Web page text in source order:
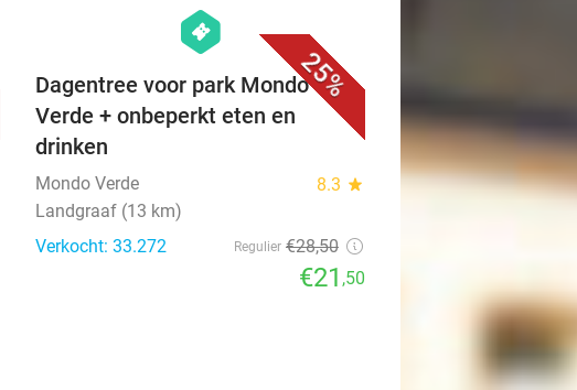
25%
hexagon
events
Dagentree voor park Mondo
Verde + onbeperkt eten en
drinken
Mondo Verde 8.3 star
Landgraaf (13 km)
Verkocht: 33.272
Regulier €28,50
€21 ,50